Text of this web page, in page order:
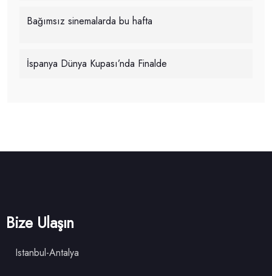
Bağımsız sinemalarda bu hafta
İspanya Dünya Kupası’nda Finalde
Bize Ulaşın
Istanbul-Antalya